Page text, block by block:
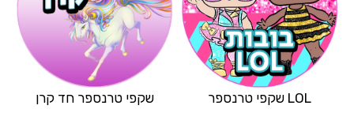
LOL שקפי טרנספר שקפי טרנספר חד קרן